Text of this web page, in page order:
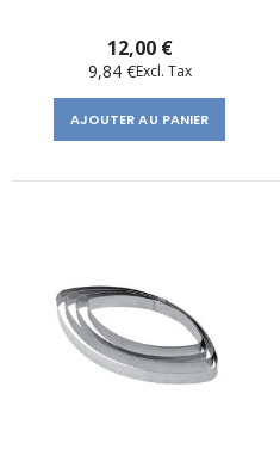
12,00 €
9,84 €
AJOUTER AU PANIER